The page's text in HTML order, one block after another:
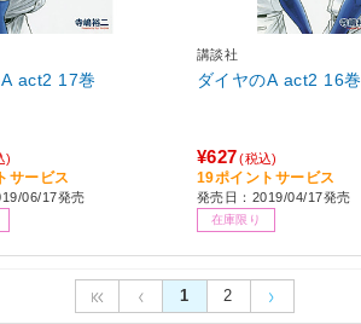
ダイヤのA act2 17巻
)
サービス
06/17発売
講談社
ダイヤのA act2 16巻
¥627 (税込)
19ポイントサービス
発売日：2019/04/17発売
在庫限り
1 2